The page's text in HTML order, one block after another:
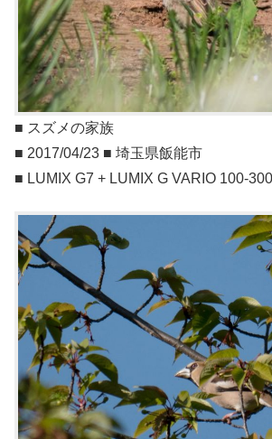
■ スズメの家族
■ 2017/04/23 ■ 埼玉県飯能市
■ LUMIX G7 + LUMIX G VARIO 100-